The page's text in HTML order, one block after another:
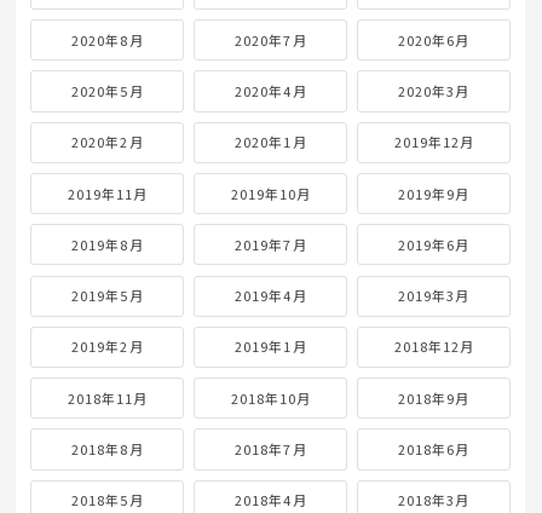
2020年8月 2020年7月 2020年6月
2020年5月 2020年4月 2020年3月
2020年2月 2020年1月 2019年12月
2019年11月 2019年10月 2019年9月
2019年8月 2019年7月 2019年6月
2019年5月 2019年4月 2019年3月
2019年2月 2019年1月 2018年12月
2018年11月 2018年10月 2018年9月
2018年8月 2018年7月 2018年6月
2018年5月 2018年4月 2018年3月